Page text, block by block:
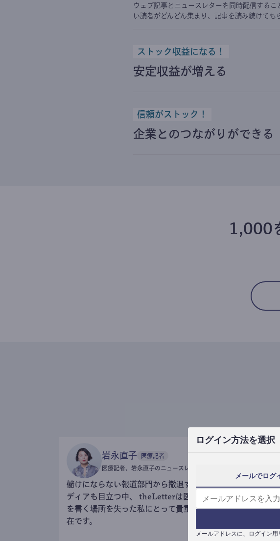
ログイン方法を選択
メールでログ
メールアドレスに、ログイン用
ウェブ記事とニュースレターを同時配信するこ
い読者がどんどん集まり、記事を読み続けても
ストック収益になる！
安定収益が増える
信頼がストック！
企業とのつながりができる
1,000
岩永直子 医療記者
医療記者、岩永直子のニュースレター
儲けにならない報道部門から撤退するメ
ディアも目立つ中、 theLetterは医療記事
を書く場所を失った私にとって貴重な存
在です。
い距離で